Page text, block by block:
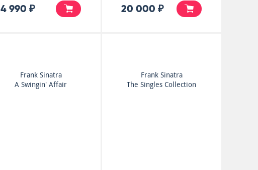
4 990 ₽ 20 000 ₽
Frank Sinatra
A Swingin' Affair
Frank Sinatra
The Singles Collection